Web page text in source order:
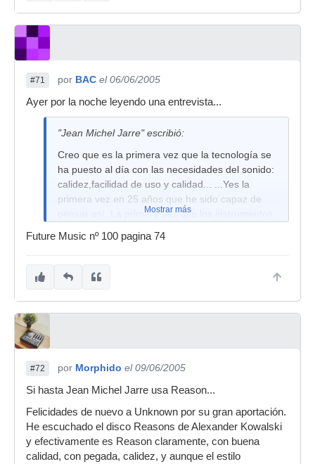
#71 por BAC el 06/06/2005
Ayer por la noche leyendo una entrevista...
"Jean Michel Jarre" escribió:
Creo que es la primera vez que la tecnología se
ha puesto al día con las necesidades del sonido:
calidez,facilidad de uso y calidad... ...Yes la
primera vez en 25 años que he sido capaz de
pensar así. La primera vez que los instrumentos
mejores- que los autenticos. Por eso esto tan
pasando tanto tiempo frente al ordenador
Mostrar más
Future Music nº 100 pagina 74
#72 por Morphido el 09/06/2005
Si hasta Jean Michel Jarre usa Reason...
Felicidades de nuevo a Unknown por su gran aportación.
He escuchado el disco Reasons de Alexander Kowalski
y efectivamente es Reason claramente, con buena
calidad, con pegada, calidez, y aunque el estilo